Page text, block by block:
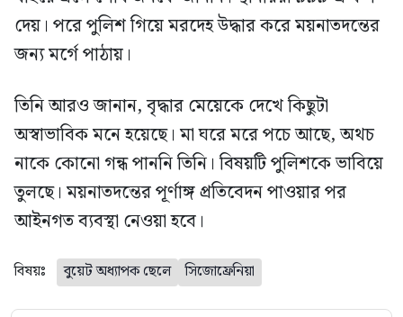
দেয়। পরে পুলিশ গিয়ে মরদেহ উদ্ধার করে ময়নাতদন্তের
জন্য মর্গে পাঠায়।
তিনি আরও জানান, বৃদ্ধার মেয়েকে দেখে কিছুটা
অস্বাভাবিক মনে হয়েছে। মা ঘরে মরে পচে আছে, অথচ
নাকে কোনো গন্ধ পাননি তিনি। বিষয়টি পুলিশকে ভাবিয়ে
তুলছে। ময়নাতদন্তের পূর্ণাঙ্গ প্রতিবেদন পাওয়ার পর
আইনগত ব্যবস্থা নেওয়া হবে।
বিষয়ঃ বুয়েট অধ্যাপক ছেলে সিজোফ্রেনিয়া